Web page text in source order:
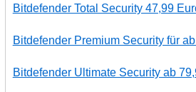
Bitdefender Total Security 47,99
Bitdefender Premium Security für
Bitdefender Ultimate Security ab